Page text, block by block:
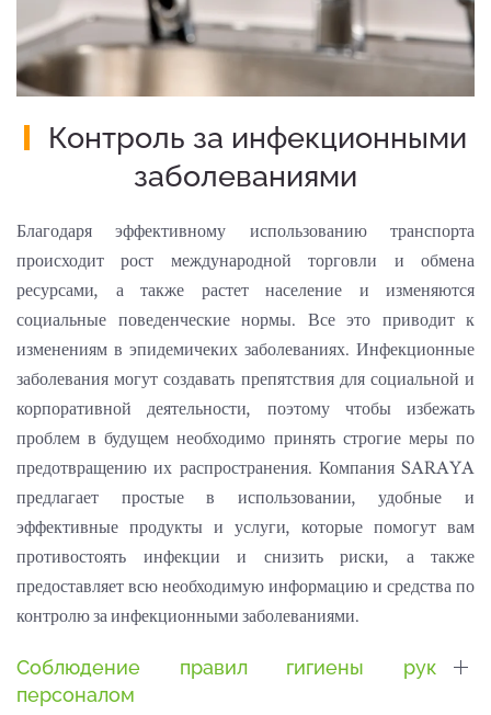
Контроль за инфекционными
заболеваниями
Благодаря эффективному использованию транспорта
происходит рост международной торговли и обмена
ресурсами, а также растет население и изменяются
социальные поведенческие нормы. Все это приводит к
изменениям в эпидемичеких заболеваниях. Инфекционные
заболевания могут создавать препятствия для социальной и
корпоративной деятельности, поэтому чтобы избежать
проблем в будущем необходимо принять строгие меры по
предотвращению их распространения. Компания SARAYA
предлагает простые в использовании, удобные и
эффективные продукты и услуги, которые помогут вам
противостоять инфекции и снизить риски, а также
предоставляет всю необходимую информацию и средства по
контролю за инфекционными заболеваниями.
Соблюдение правил гигиены рук
персоналом